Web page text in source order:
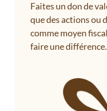
Faites un don de
que des actions ou
comme moyen
faire une différence.